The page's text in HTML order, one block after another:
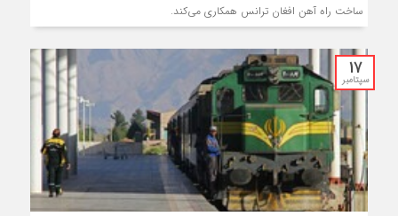
ساخت راه آهن افغان ترانس همکاری می‌کند.
17
سپتامبر